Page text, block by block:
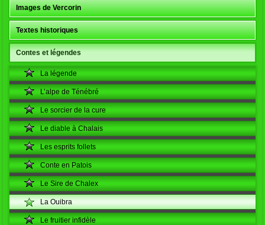
Images de Vercorin
Textes historiques
Contes et légendes
La légende
L’alpe de Ténébré
Le sorcier de la cure
Le diable à Chalais
Les esprits follets
Conte en Patois
Le Sire de Chalex
La Ouibra
Le fruitier infidèle